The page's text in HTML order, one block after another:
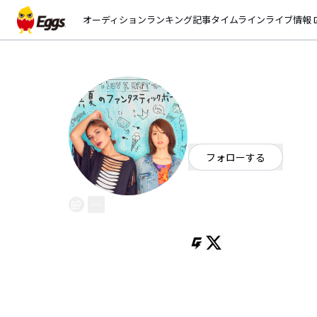
オーディションランキング記事タイムラインライブ情報
フォローする